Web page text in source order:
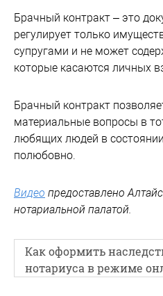
Брачный контракт – это
регулирует только
супругами и не может
которые касаются личных
Брачный контракт
материальные вопросы в
любящих людей в
полюбовно.
Видео предоставлено
нотариальной палатой.
Как оформить
нотариуса в режиме